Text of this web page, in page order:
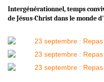
Intergénérationnel, temps
de Jésus-Christ dans le monde